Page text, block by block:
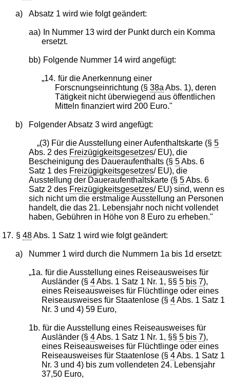
a) Absatz 1 wird wie folgt geändert:
aa)
In Nummer 13 wird der Punkt durch ein Komma
ersetzt.
bb) Folgende Nummer 14 wird angefügt:
„14. für die Anerkennung einer
Forscnungseinrichtung (§ 38a Abs. 1), deren
Tätigkeit nicht überwiegend aus öffentlichen
Mitteln finanziert wird 200 Euro."
b) Folgender Absatz 3 wird angefügt:
„(3) Für die Ausstellung einer Aufenthaltskarte (§ 5
Abs. 2 des Freizügigkeitsgesetzes/ EU), die
Bescheinigung des Daueraufenthalts (§ 5Abs. 6
Satz 1 des Freizügigkeitsgesetzes/ EU), die
Ausstellung der Daueraufenthaltskarte (§ 5Abs. 6
Satz 2 des Freizügigkeitsgesetzes/ EU) sind, wenn es
sich nicht um die erstmalige Ausstellung an Personen
handelt, die das 21. Lebensjahr noch nicht vollendet
haben, Gebühren in Höhe von 8 Euro zu erheben."
17. §48Abs. 1 Satz 1 wird wie folgt geändert:
a) Nummer 1 wird durch die Nummern 1a bis 1d ersetzt:
„1a. für die Ausstellung eines Reiseausweises für
Ausländer (§4Abs. 1 Satz 1 Nr. 1, §§5 bis 7),
eines Reiseausweises für Flüchtlinge oder eines
Reiseausweises für Staatenlose (§4Abs. 1 Satz 1
Nr. 3 und 4) 59 Euro,
1b. für die Ausstellung eines Reiseausweises für
Ausländer (§4Abs. 1 Satz 1 Nr. 1, §§5 bis 7),
eines Reiseausweises für Flüchtlinge oder eines
Reiseausweises für Staatenlose (§4Abs. 1 Satz 1
Nr. 3 und 4) bis zum vollendeten 24. Lebensjahr
37,50 Euro,